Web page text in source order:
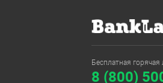
Бесплатная горячая
8 (800)